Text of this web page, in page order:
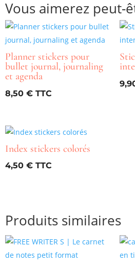
Vous aimerez peut-
Planner stickers pour
bullet journal, journaling
et agenda
8,50 €
Index stickers colorés
4,50 €
Produits similaires